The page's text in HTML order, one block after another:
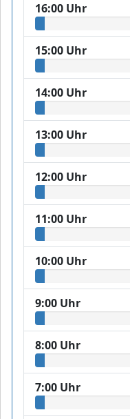
16:00 Uhr
15:00 Uhr
14:00 Uhr
13:00 Uhr
12:00 Uhr
11:00 Uhr
10:00 Uhr
9:00 Uhr
8:00 Uhr
7:00 Uhr